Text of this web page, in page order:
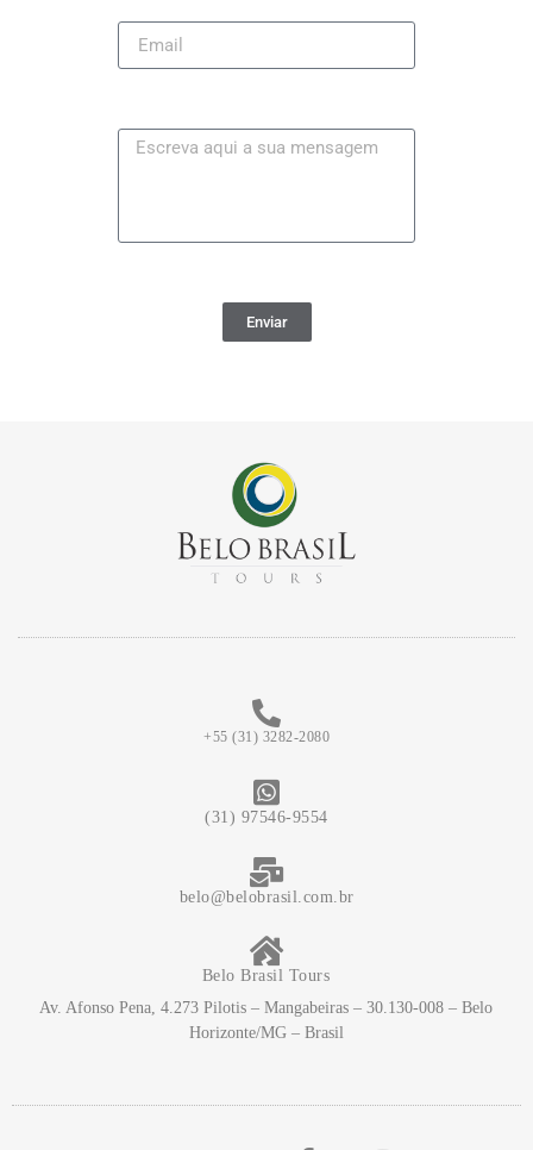
Enviar
+55 (31) 3282-2080
(31) 97546-9554
belo@belobrasil.com.br
Belo Brasil Tours
Av. Afonso Pena, 4.273 Pilotis – Mangabeiras – 30.130-008 – Belo
Horizonte/MG – Brasil